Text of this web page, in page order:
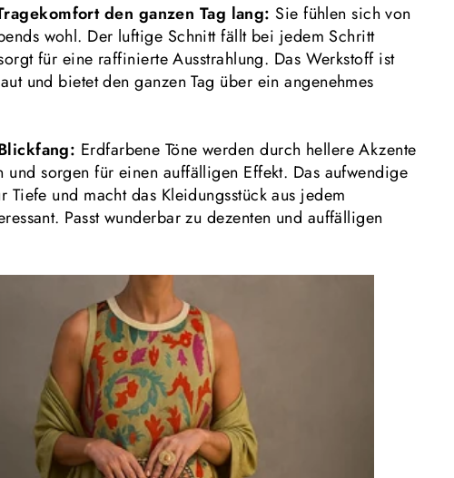
den ganzen Tag lang: Sie fühlen sich von
wohl. Der luftige Schnitt fällt bei jedem Schritt
für eine raffinierte Ausstrahlung. Das Werkstoff ist
und bietet den ganzen Tag über ein angenehmes
Erdfarbene Töne werden durch hellere Akzente
und sorgen für einen auffälligen Effekt. Das aufwendige
Tiefe und macht das Kleidungsstück aus jedem
Passt wunderbar zu dezenten und auffälligen